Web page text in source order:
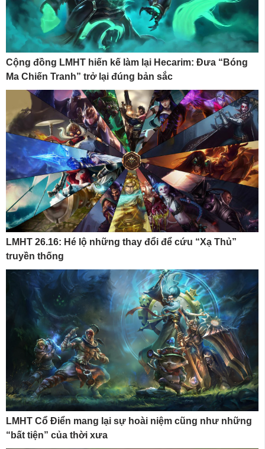
Cộng đồng LMHT hiến kế làm lại Hecarim: Đưa “Bóng
Ma Chiến Tranh” trở lại đúng bản sắc
LMHT 26.16: Hé lộ những thay đổi để cứu “Xạ Thủ”
truyền thống
LMHT Cổ Điển mang lại sự hoài niệm cũng như những
“bất tiện” của thời xưa